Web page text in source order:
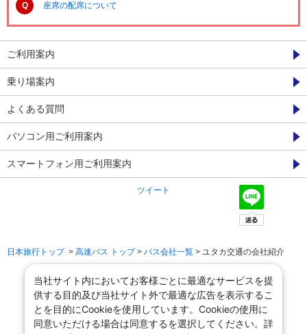
Q 座席の配席について
ご利用案内
乗り場案内
よくある質問
パソコン用ご利用案内
スマートフォン用ご利用案内
ツイート
日本旅行トップ> 高速バス トップ> バス会社一覧 > ユタカ交通の会社紹介
当社サイト内においてお客様ごとに最適なサービスを提
供する目的及び当社サイト外で最適な広告を表示するこ
とを目的にCookieを使用しています。Cookieの使用に
同意いただける場合は同意するを選択してください。詳